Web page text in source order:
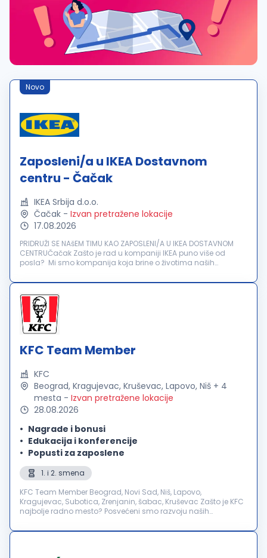
Novo
Zaposleni/a u IKEA Dostavnom
centru - Čačak
IKEA Srbija d.o.o.
Čačak - Izvan pretražene lokacije
17.08.2026
PRIDRUŽI SE NAšEM TIMU KAO ZAPOSLENI/A U IKEA DOSTAVNOM
CENTRUČačak Zašto je rad u kompaniji IKEA puno više od
posla? Mi smo kompanija koja brine o životima naših
prepoznato i uključeno. Bez obzir...
KFC Team Member
KFC
Beograd, Kragujevac, Kruševac, Lapovo, Niš + 4
mesta - Izvan pretražene lokacije
28.08.2026
Nagrade i bonusi
Edukacija i konferencije
Popusti za zaposlene
1. i 2. smena
KFC Team Member Beograd, Novi Sad, Niš, Lapovo,
Kragujevac, Subotica, Zrenjanin, šabac, Kruševac Zašto je KFC
najbolje radno mesto? Posvećeni smo razvoju naših
transparentan i sva...